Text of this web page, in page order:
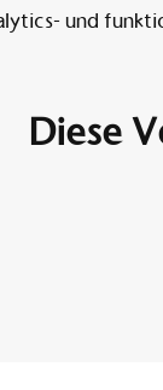
und
Diese